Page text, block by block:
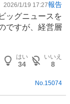
2026/1/19 17:27報告
ッグニュースを
ですが、経営層
はい
34
いいえ
8
No.15074